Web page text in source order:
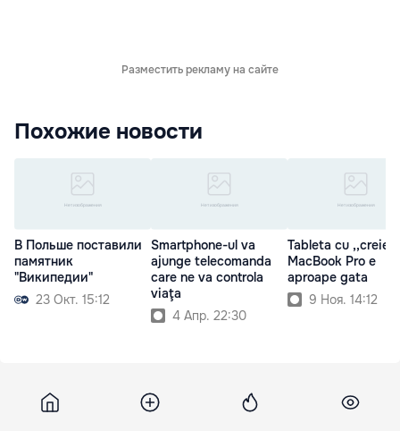
Разместить рекламу на сайте
Похожие новости
В Польше поставили
памятник
"Википедии"
23 Окт. 15:12
Smartphone-ul va
ajunge telecomanda
care ne va controla
viaţa
4 Апр. 22:30
Tableta cu
MacBook Pro e
aproape gata
9 Ноя. 14:12
Factroom 3 мая 2012, 17:46 1 052